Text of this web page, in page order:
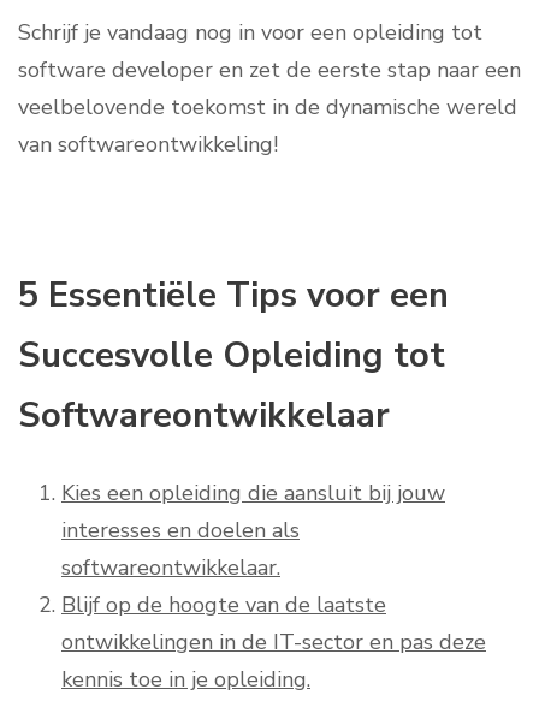
Schrijf je vandaag nog in voor een opleiding tot
software developer en zet de eerste stap naar een
veelbelovende toekomst in de dynamische wereld
van softwareontwikkeling!
5 Essentiële Tips voor een
Succesvolle Opleiding tot
Softwareontwikkelaar
Kies een opleiding die aansluit bij jouw
interesses en doelen als
softwareontwikkelaar.
Blijf op de hoogte van de laatste
ontwikkelingen in de IT-sector en pas deze
kennis toe in je opleiding.